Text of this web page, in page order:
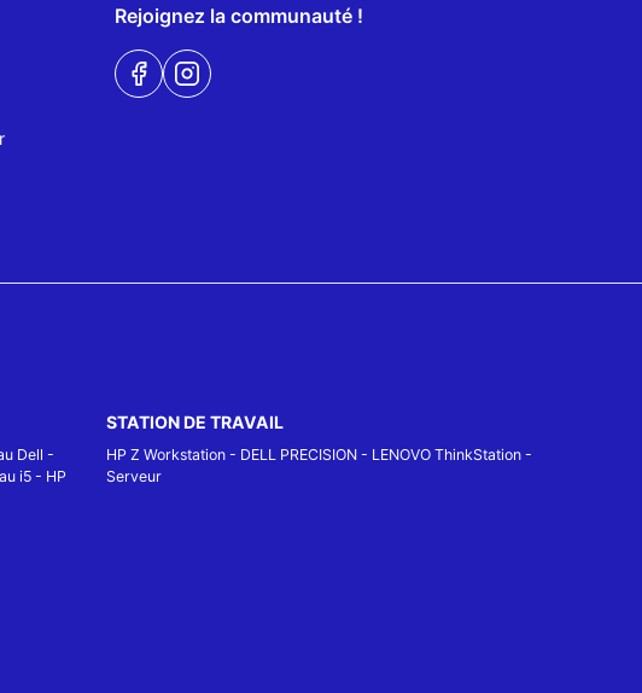
Rejoignez la communauté !
Dell -
i5- HP
STATION DE TRAVAIL
HP Z Workstation - DELL PRECISION - LENOVO ThinkStation -
Serveur